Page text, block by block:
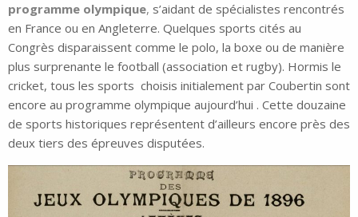
programme olympique, s’aidant de spécialistes rencontrés
en France ou en Angleterre. Quelques sports cités au
Congrès disparaissent comme le polo, la boxe ou de manière
plus surprenante le football (association et rugby). Hormis le
cricket, tous les sports choisis initialement par Coubertin sont
encore au programme olympique aujourd’hui . Cette douzaine
de sports historiques représentent d’ailleurs encore près des
deux tiers des épreuves disputées.